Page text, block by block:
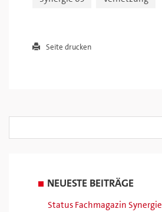
Seite drucken
NEUESTE BEITRÄGE
Status Fachmagazin Synergie